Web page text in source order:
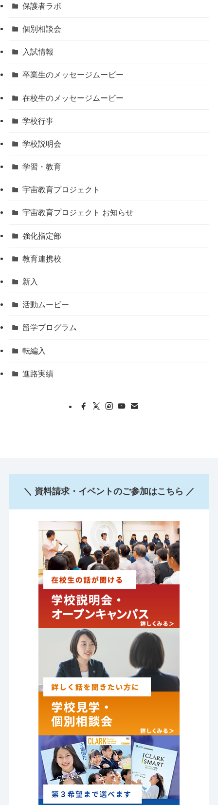
保護者ラボ
個別相談会
入試情報
卒業生のメッセージムービー
在校生のメッセージムービー
学校行事
学校説明会
学習・教育
宇宙教育プロジェクト
宇宙教育プロジェクト お知らせ
強化指定部
教育連携校
新入
活動ムービー
留学プログラム
転編入
進路実績
＼ 資料請求・イベントのご参加はこちら ／